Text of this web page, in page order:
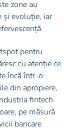
zone au
și evoluție, iar
pentru
cu atenție ce
încă într-o
din apropiere,
fintech
pe măsură
bancare